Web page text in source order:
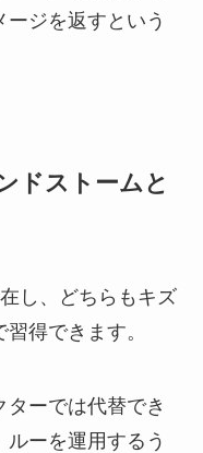
ジを返すという
ドストームと
し、どちらもキズ
得できます。
ーでは代替でき
ーを運用するう